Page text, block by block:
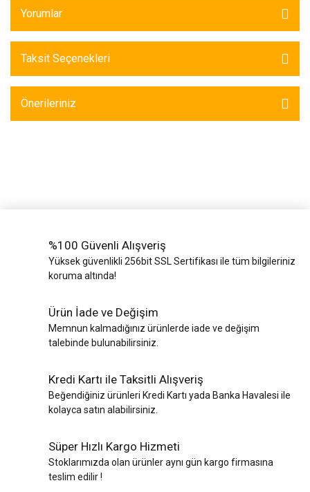
Yorumlar
Taksit Seçenekleri
Önerileriniz
%100 Güvenli Alışveriş
Yüksek güvenlikli 256bit SSL Sertifikası ile tüm bilgileriniz
koruma altında!
Ürün İade ve Değişim
Memnun kalmadığınız ürünlerde iade ve değişim
talebinde bulunabilirsiniz.
Kredi Kartı ile Taksitli Alışveriş
Beğendiğiniz ürünleri Kredi Kartı yada Banka Havalesi ile
kolayca satın alabilirsiniz.
Süper Hızlı Kargo Hizmeti
Stoklarımızda olan ürünler aynı gün kargo firmasına
teslim edilir !